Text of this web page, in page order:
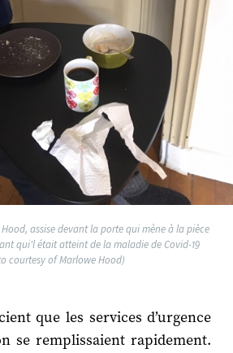
assise devant la porte qui mène à la pièce
qui'l était atteint de la maladie de Covid-19
courtesy of Marlowe Hood)
que les services d’urgence
se remplissaient rapidement.